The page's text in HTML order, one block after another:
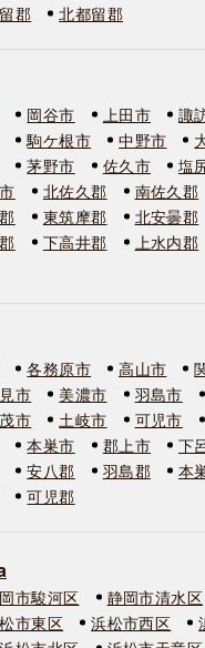
郡 北都留郡
岡谷市 上田市 諏
駒ケ根市 中野市
茅野市 佐久市 塩
北佐久郡 南佐久郡
東筑摩郡 北安曇郡
下高井郡 上水内郡
各務原市 高山市
市 美濃市 羽島市
市 土岐市 可児市
本巣市 郡上市 下
安八郡 羽島郡 本
可児郡
市駿河区
静岡市清水区
市東区 浜松市西区